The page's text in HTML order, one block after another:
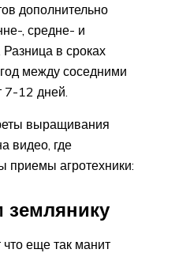
дополнительно
, средне- и
в сроках
между соседними
7-12 дней.
выращивания
видео, где
приемы агротехники:
еще так манит